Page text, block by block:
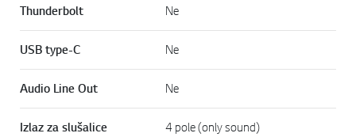
Thunderbolt Ne
USB type-C Ne
Audio Line Out Ne
Izlaz za slušalice 4 pole (only sound)